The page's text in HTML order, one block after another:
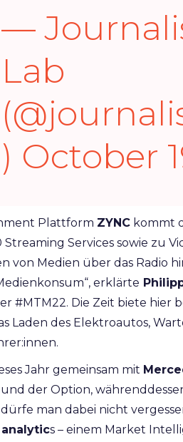
—
Lab
) October
Plattform ZYNC kommt
Services sowie zu
von Medien über das Radio
erklärte
#MTM22. Die Zeit biete hier
Laden des Elektroautos,
Jahr gemeinsam mit
der Option,
man dabei nicht
s – einem Market